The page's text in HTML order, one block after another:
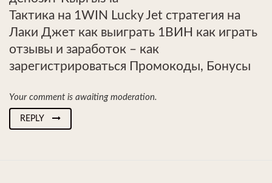
Тактика на 1WIN Lucky Jet стратегия на
Лаки Джет как выиграть 1ВИН как играть
отзывы и заработок – как
зарегистрироваться Промокоды, Бонусы
Your comment is awaiting moderation.
REPLY